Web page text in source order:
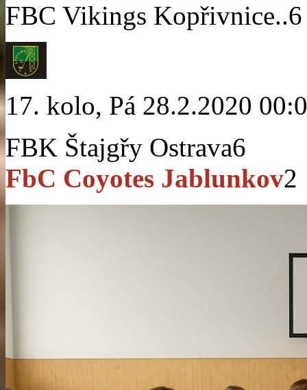
FBC Vikings Kopřivnice..6
17. kolo, Pá 28.2.2020
FBK Štajgřy Ostrava6
FbC Coyotes Jablunkov2